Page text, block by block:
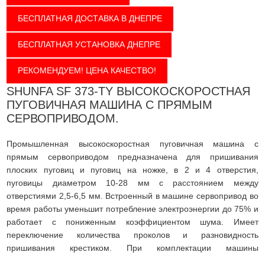
БЕСПЛАТНАЯ ДОСТАВКА В ДНЕПРЕ
БЕСПЛАТНАЯ УСТАНОВКА ДНЕПРЕ
РЕКОМЕНДУЕМ! ЦЕНА КАЧЕСТВО!
SHUNFA SF 373-TY ВЫСОКОСКОРОСТНАЯ
ПУГОВИЧНАЯ МАШИНА С ПРЯМЫМ
СЕРВОПРИВОДОМ.
Промышленная высокоскоростная пуговичная машина с
прямым сервоприводом предназначена для пришивания
плоских пуговиц и пуговиц на ножке, в 2 и 4 отверстия,
пуговицы диаметром 10-28 мм с расстоянием между
отверстиями 2,5-6,5 мм. Встроенный в машине сервопривод во
время работы уменьшит потребление электроэнергии до 75% и
работает с пониженным коэффициентом шума. Имеет
переключение количества проколов и разновидность
пришивания крестиком. При комплектации машины